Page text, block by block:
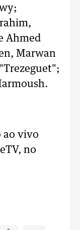
Ahmed
Marwan
ao vivo
no